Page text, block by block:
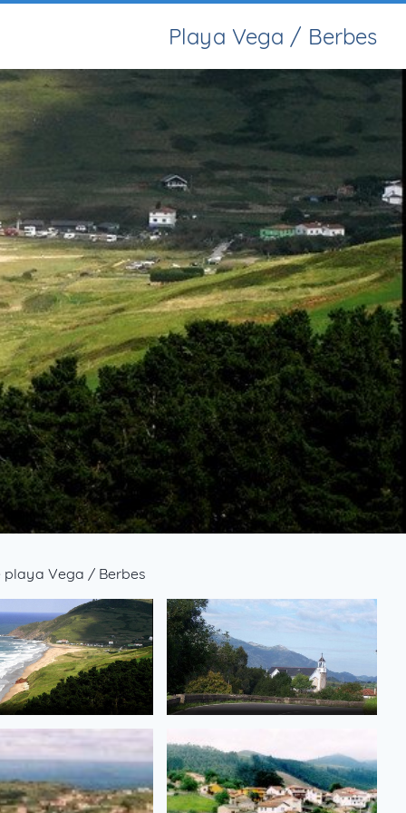
Playa Vega / Berbes
playa Vega / Berbes
de jetxea